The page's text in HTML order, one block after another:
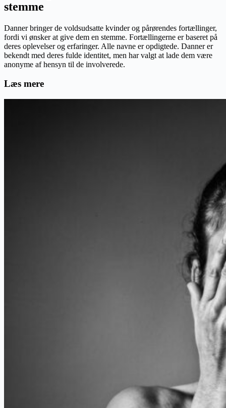
stemme
Danner bringer de voldsudsatte kvinder og pårørendes fortællinger,
fordi vi ønsker at give dem en stemme. Fortællingerne er baseret på
deres oplevelser og erfaringer. Alle navne er opdigtede. Danner er
bekendt med deres fulde identitet, men har valgt at lade dem være
anonyme af hensyn til de involverede.
Læs mere